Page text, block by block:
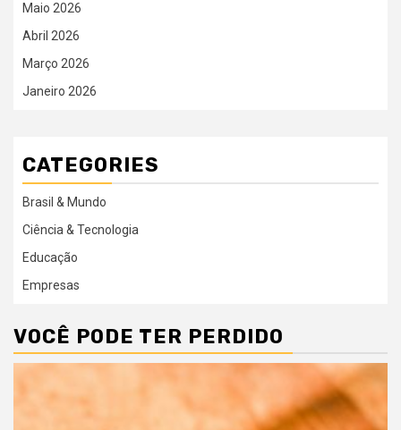
Maio 2026
Abril 2026
Março 2026
Janeiro 2026
CATEGORIES
Brasil & Mundo
Ciência & Tecnologia
Educação
Empresas
VOCÊ PODE TER PERDIDO